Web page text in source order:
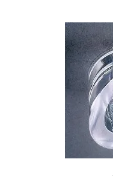
Chaise Longue
Divani Angolo
Divani in Pelle
Complementi
Tavoli
Tappeti